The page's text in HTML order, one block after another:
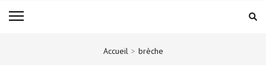
Accueil > brèche